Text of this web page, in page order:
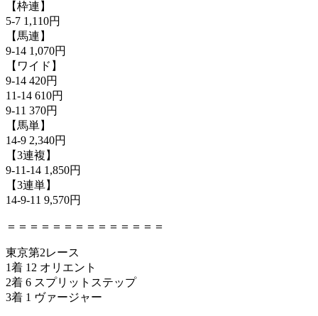
【枠連】
5-7 1,110円
【馬連】
9-14 1,070円
【ワイド】
9-14 420円
11-14 610円
9-11 370円
【馬単】
14-9 2,340円
【3連複】
9-11-14 1,850円
【3連単】
14-9-11 9,570円
＝＝＝＝＝＝＝＝＝＝＝＝＝＝
東京第2レース
1着 12 オリエント
2着 6 スプリットステップ
3着 1 ヴァージャー